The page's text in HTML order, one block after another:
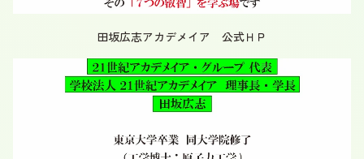
田坂広志アカデメイア 公式ＨＰ